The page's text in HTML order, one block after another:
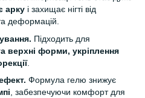
арку і захищає нігті від
деформацій.
Підходить для
верхні форми, укріплення
.
Формула гелю знижує
, забезпечуючи комфорт для